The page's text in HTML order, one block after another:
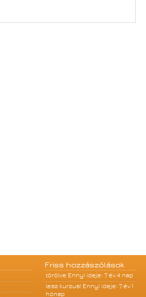
Friss hozzászólások
törölve Ennyi ideje: 7 év 4 nap
lesz kurzus! Ennyi ideje: 7 év 1
hónap